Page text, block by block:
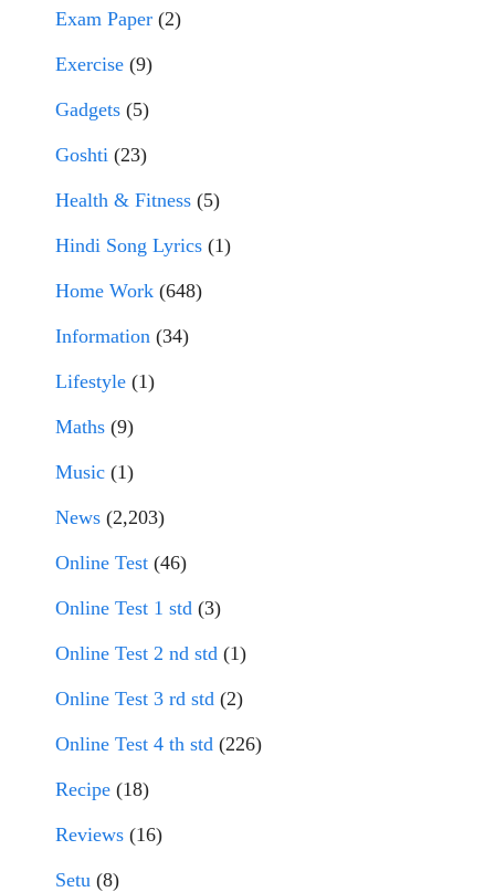
Exam Paper (2)
Exercise (9)
Gadgets (5)
Goshti (23)
Health & Fitness (5)
Hindi Song Lyrics (1)
Home Work (648)
Information (34)
Lifestyle (1)
Maths (9)
Music (1)
News (2,203)
Online Test (46)
Online Test 1 std (3)
Online Test 2 nd std (1)
Online Test 3 rd std (2)
Online Test 4 th std (226)
Recipe (18)
Reviews (16)
Setu (8)